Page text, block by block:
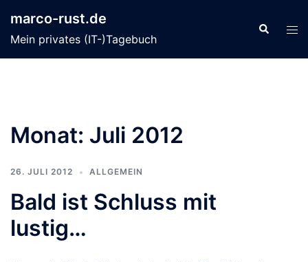
Inhalt
springen
marco-rust.de
Mein privates (IT-)Tagebuch
Suche
Monat: Juli 2012
26. JULI 2012 ALLGEMEIN
Bald ist Schluss mit
lustig…